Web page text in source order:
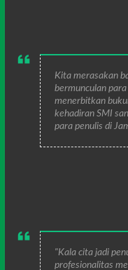
Kita merasakan
bermunculan
menerbitkan
kehadiran SMI
para penulis di
"Kala cita jadi
profesionalitas